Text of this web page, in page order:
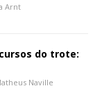
Arnt
do trote:
Naville